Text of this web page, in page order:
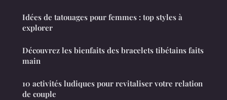
Idées de tatouages pour femmes : top styles à
explorer
Découvrez les bienfaits des bracelets tibétains faits
main
10 activités ludiques pour revitaliser votre relation
de couple